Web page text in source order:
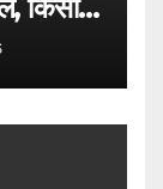
किसान